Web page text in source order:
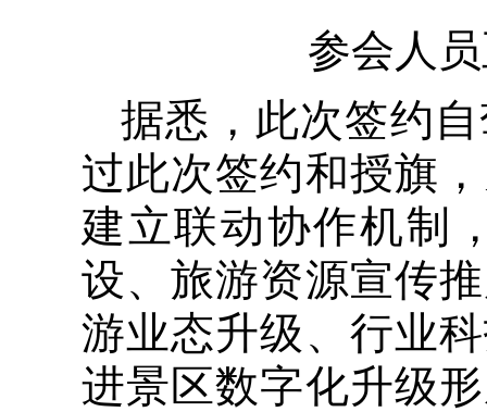
参会人
据悉，此次签约
过此次签约和授旗
建立联动协作机制
设、旅游资源宣传
游业态升级、行业
进景区数字化升级